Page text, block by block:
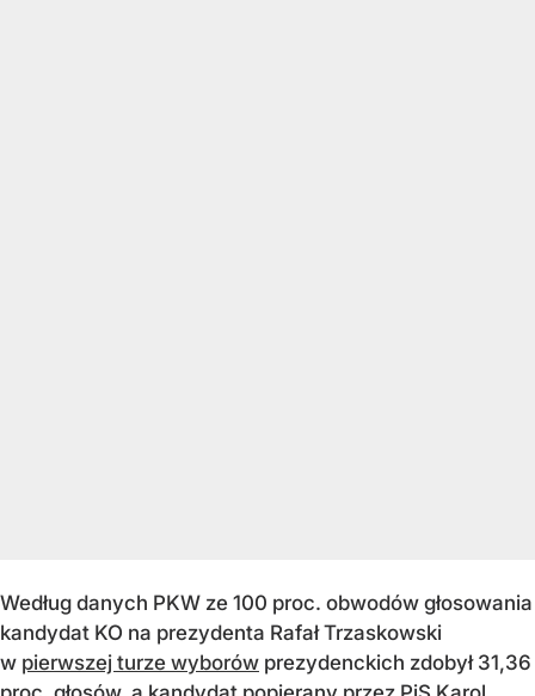
Według danych PKW ze 100 proc. obwodów głosowania
kandydat KO na prezydenta Rafał Trzaskowski
w pierwszej turze wyborów prezydenckich zdobył 31,36